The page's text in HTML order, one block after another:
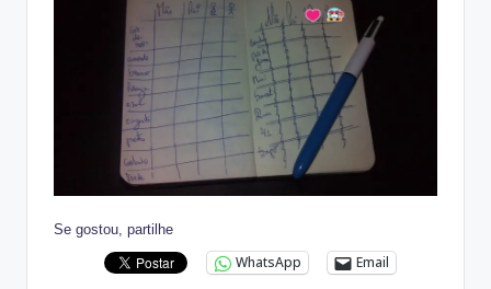
Se gostou, partilhe
WhatsApp Email